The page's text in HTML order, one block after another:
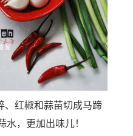
、红椒和蒜苗切成马蹄
水，更加出味儿！